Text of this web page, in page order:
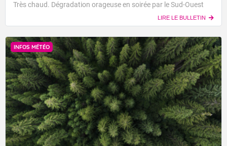
Très chaud. Dégradation orageuse en soirée par le Sud-Ouest
LIRE LE BULLETIN
INFOS MÉTÉO